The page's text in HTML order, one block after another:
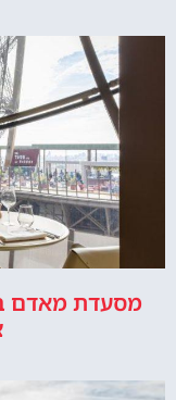
מסעדת מאדם